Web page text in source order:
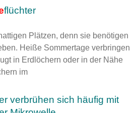
flüchter
Plätzen, denn sie benötigen
Heiße Sommertage verbringen
in Erdlöchern oder in der Nähe
im
verbrühen sich häufig mit